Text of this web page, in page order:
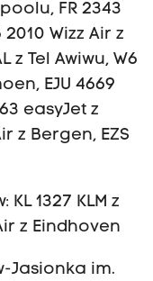
FR 2343
2010 Wizz Air z
z Tel Awiwu, W6
EJU 4669
easyJet z
z Bergen, EZS
KL 1327 KLM z
z Eindhoven
Jasionka im.